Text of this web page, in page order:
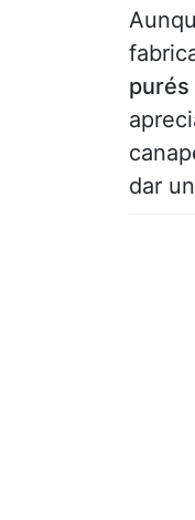
purés
dar